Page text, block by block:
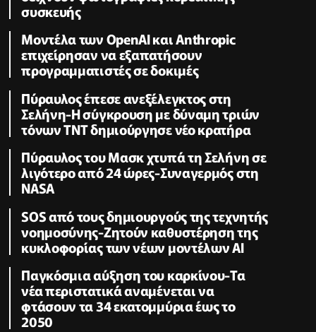
συσκευής
Μοντέλα των OpenAI και Anthropic
επιχείρησαν να εξαπατήσουν
προγραμματιστές σε δοκιμές
Πύραυλος έπεσε ανεξέλεγκτος στη
Σελήνη-Η σύγκρουση με δύναμη τριών
τόνων TNT δημιούργησε νέο κρατήρα
Πύραυλος του Μασκ χτυπά τη Σελήνη σε
λιγότερο από 24 ώρες-Συναγερμός στη
NASA
SOS από τους δημιουργούς της τεχνητής
νοημοσύνης-Ζητούν καθυστέρηση της
κυκλοφορίας των νέων μοντέλων AI
Παγκόσμια αύξηση του καρκίνου-Τα
νέα περιστατικά αναμένεται να
φτάσουν τα 34 εκατομμύρια έως το
2050